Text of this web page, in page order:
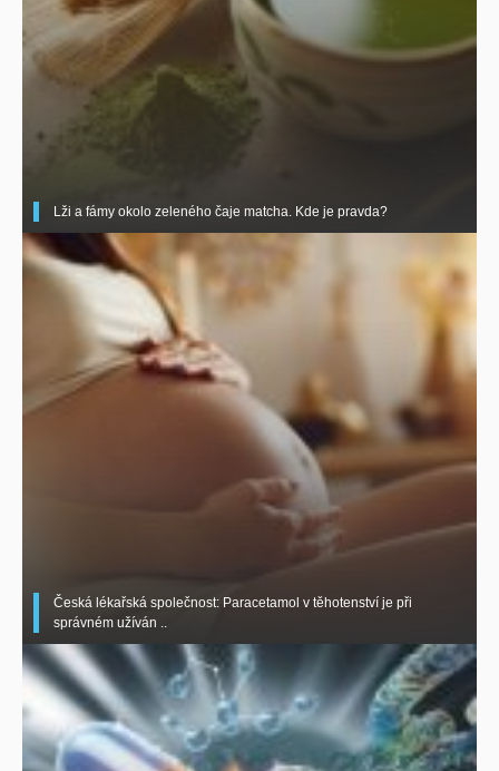
Lži a fámy okolo zeleného čaje matcha. Kde je pravda?
Česká lékařská společnost: Paracetamol v těhotenství je při
správném užíván ..